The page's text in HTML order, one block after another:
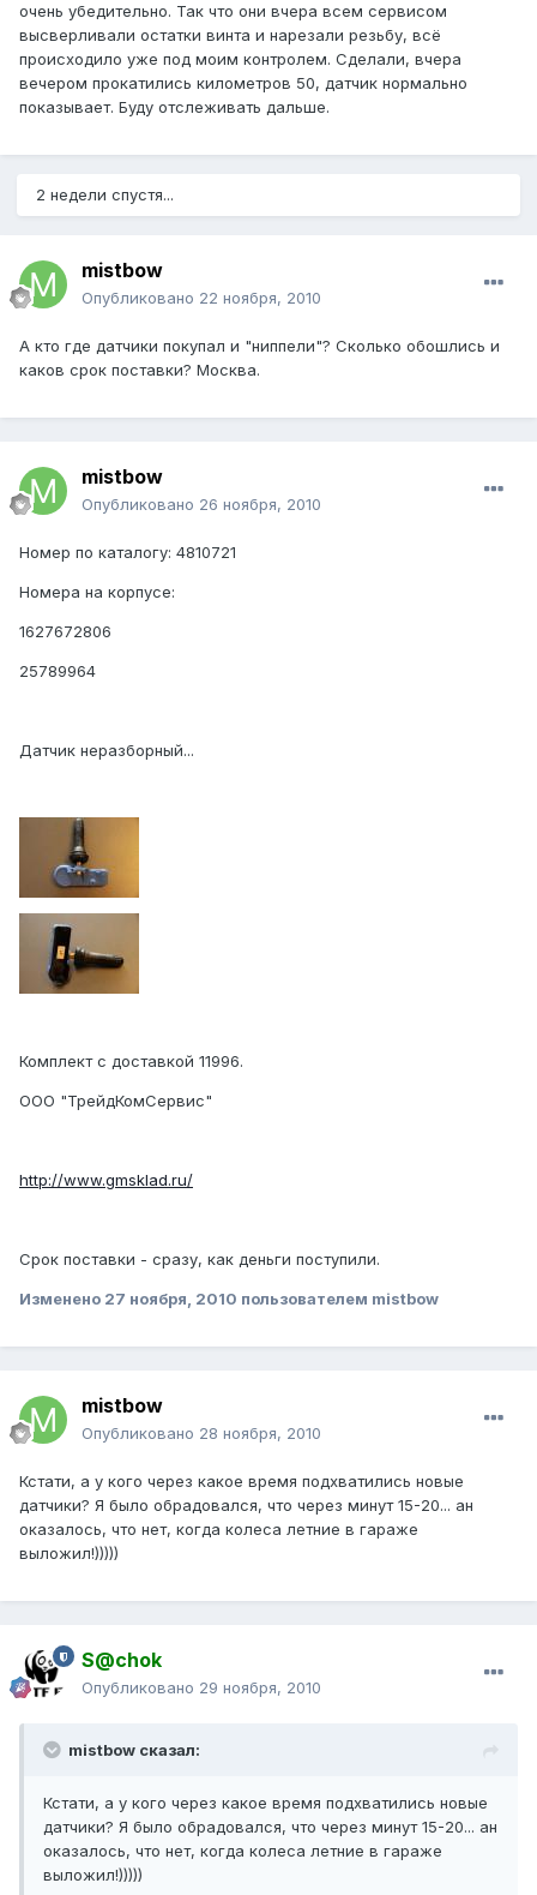
очень убедительно. Так что они вчера всем сервисом
высверливали остатки винта и нарезали резьбу, всё
происходило уже под моим контролем. Сделали, вчера
вечером прокатились километров 50, датчик нормально
показывает. Буду отслеживать дальше.
2 недели спустя...
mistbow
Опубликовано 22 ноября, 2010
А кто где датчики покупал и "ниппели"? Сколько обошлись и
каков срок поставки? Москва.
mistbow
Опубликовано 26 ноября, 2010
Номер по каталогу: 4810721
Номера на корпусе:
1627672806
25789964
Датчик неразборный...
Комплект с доставкой 11996.
ООО "ТрейдКомСервис"
http://www.gmsklad.ru/
Срок поставки - сразу, как деньги поступили.
Изменено 27 ноября, 2010 пользователем mistbow
mistbow
Опубликовано 28 ноября, 2010
Кстати, а у кого через какое время подхватились новые
датчики? Я было обрадовался, что через минут 15-20... ан
оказалось, что нет, когда колеса летние в гараже
выложил!)))))
S@chok
Опубликовано 29 ноября, 2010
mistbow сказал:
Кстати, а у кого через какое время подхватились новые
датчики? Я было обрадовался, что через минут 15-20... ан
оказалось, что нет, когда колеса летние в гараже
выложил!)))))